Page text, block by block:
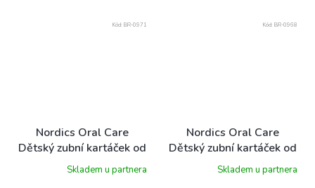
Nordics Oral Care
Dětský zubní kartáček od
2+ let Soft 6900 štětin
Skladem u partnera
Kód: BR-0971
Nordics Oral Care
Dětský zubní kartáček od
3+ let Soft 9240 štětin
modrá mořská panna
Skladem u partnera
Kód: BR-0968